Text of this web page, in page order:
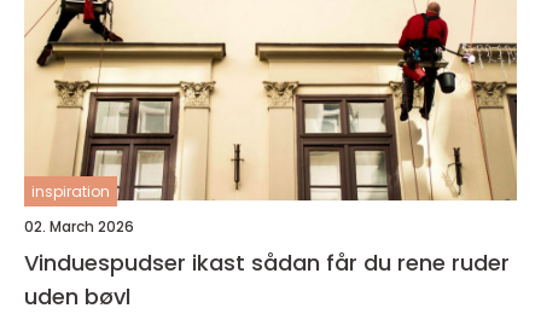
inspiration
02. March 2026
Vinduespudser ikast sådan får du rene ruder
uden bøvl